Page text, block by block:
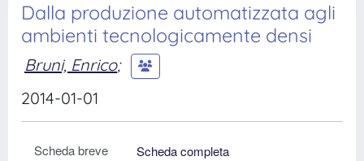
Dalla produzione automatizzata agli
ambienti tecnologicamente densi
Bruni, Enrico;
2014-01-01
Scheda breve
Scheda completa